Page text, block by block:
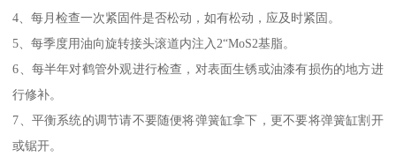
4、每月检查一次紧固件是否松动，如有松动，应及时紧固。
5、每季度用油向旋转接头滚道内注入2“MoS2基脂。
6、每半年对鹤管外观进行检查，对表面生锈或油漆有损伤的地方进
行修补。
7、平衡系统的调节请不要随便将弹簧缸拿下，更不要将弹簧缸割开
或锯开。